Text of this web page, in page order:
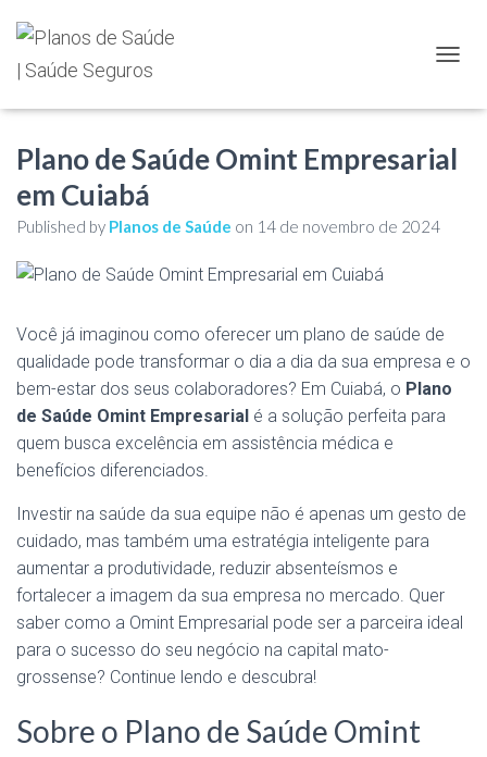
Plano de Saúde Omint Empresarial
em Cuiabá
Published by Planos de Saúde on 14 de novembro de 2024
Você já imaginou como oferecer um plano de saúde de
qualidade pode transformar o dia a dia da sua empresa e o
bem-estar dos seus colaboradores? Em Cuiabá, o Plano
de Saúde Omint Empresarial é a solução perfeita para
quem busca excelência em assistência médica e
benefícios diferenciados.
Investir na saúde da sua equipe não é apenas um gesto de
cuidado, mas também uma estratégia inteligente para
aumentar a produtividade, reduzir absenteísmos e
fortalecer a imagem da sua empresa no mercado. Quer
saber como a Omint Empresarial pode ser a parceira ideal
para o sucesso do seu negócio na capital mato-
grossense? Continue lendo e descubra!
Sobre o Plano de Saúde Omint